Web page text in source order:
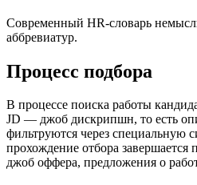
Современный HR-словарь
аббревиатур.
Процесс подбора
В процессе поиска работы
JD — джоб дискрипшн, то есть
фильтруются через специальную
прохождение отбора
джоб оффера, предложения о